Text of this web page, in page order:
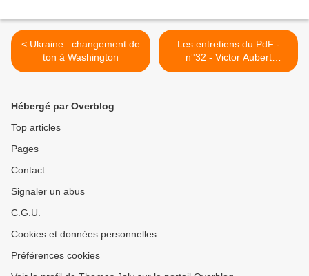
< Ukraine : changement de
ton à Washington
Les entretiens du PdF -
n°32 - Victor Aubert
(12/06/2022) >
Hébergé par Overblog
Top articles
Pages
Contact
Signaler un abus
C.G.U.
Cookies et données personnelles
Préférences cookies